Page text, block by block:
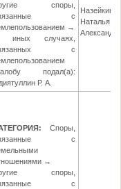
споры,
с
→
иных случаях,
с
подал(а):
Р. А.
Назейкина
Наталья
Споры,
с
→
споры,
с